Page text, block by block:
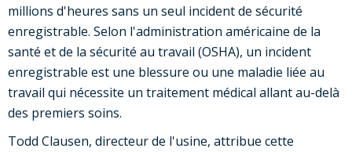
millions d'heures sans un seul incident de sécurité
enregistrable. Selon l'administration américaine de la
santé et de la sécurité au travail (OSHA), un incident
enregistrable est une blessure ou une maladie liée au
travail qui nécessite un traitement médical allant au-delà
des premiers soins.
Todd Clausen, directeur de l'usine, attribue cette